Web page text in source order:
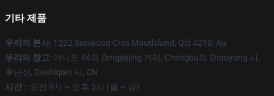
기타 제품
우리의 본사: 1222 Sunwood Cres Maudsland, Qld 4210, Au
우리의 창고: 아니오 44의 Zengjiajing 거리, Chengbu의 Shaoyang 시,
후난성, Dashiqiao 시, CN
시간 :: 오전 9시 ~ 오후 5시 (월 ~ 금)